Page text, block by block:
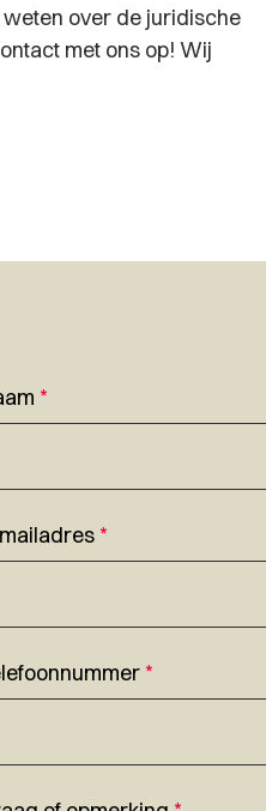
over de juridische
met ons op! Wij
*
*
*